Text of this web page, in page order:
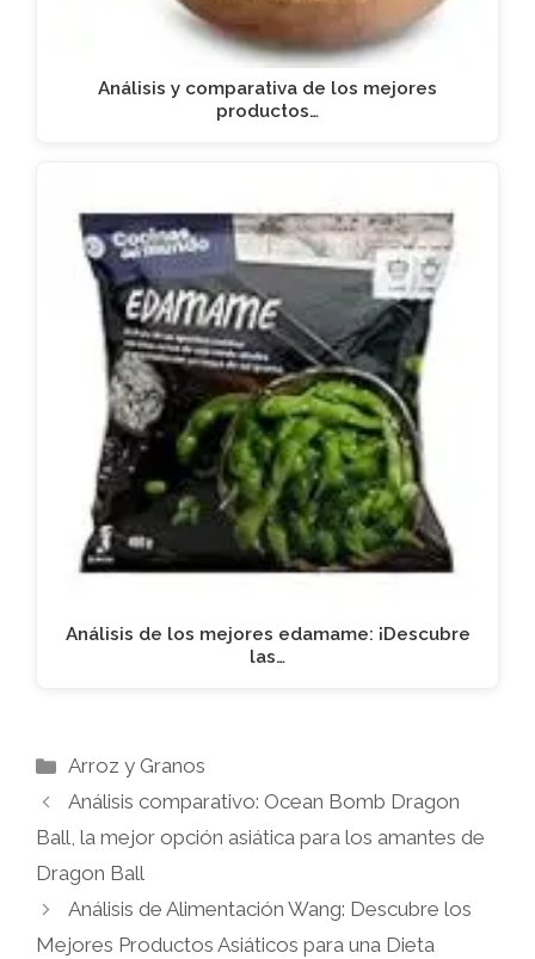
Análisis y comparativa de los mejores
productos…
Análisis de los mejores edamame: ¡Descubre
las…
Categorías
Arroz y Granos
Análisis comparativo: Ocean Bomb Dragon
Ball, la mejor opción asiática para los amantes de
Dragon Ball
Análisis de Alimentación Wang: Descubre los
Mejores Productos Asiáticos para una Dieta